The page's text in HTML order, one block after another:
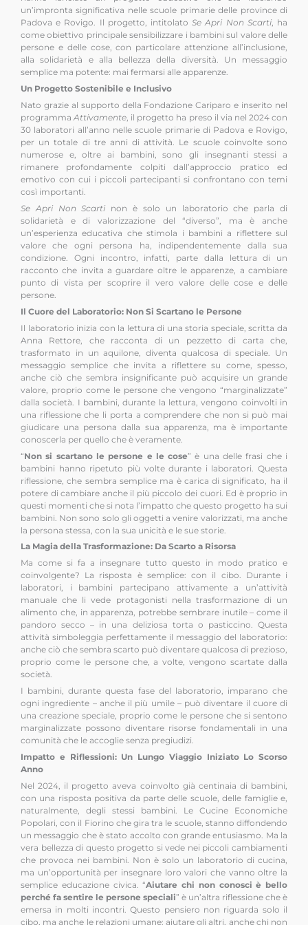
un’impronta significativa nelle scuole primarie delle province di
Padova e Rovigo. Il progetto, intitolatoSe Apri Non Scarti, ha
come obiettivo principale sensibilizzare i bambini sul valore delle
persone e delle cose, con particolare attenzione all’inclusione,
alla solidarietà e alla bellezza della diversità. Un messaggio
semplice ma potente: mai fermarsi alle apparenze.
Un Progetto Sostenibile e Inclusivo
Nato grazie al supporto della Fondazione Cariparo e inserito nel
programmaAttivamente, il progetto ha preso il via nel 2024 con
30 laboratori all’anno nelle scuole primarie di Padova e Rovigo,
per un totale di tre anni di attività. Le scuole coinvolte sono
numerose e, oltre ai bambini, sono gli insegnanti stessi a
rimanere profondamente colpiti dall’approccio pratico ed
emotivo con cui i piccoli partecipanti si confrontano con temi
così importanti.
Se Apri Non Scarti non è solo un laboratorio che parla di
solidarietà e di valorizzazione del “diverso”, ma è anche
un’esperienza educativa che stimola i bambini a riflettere sul
valore che ogni persona ha, indipendentemente dalla sua
condizione. Ogni incontro, infatti, parte dalla lettura di un
racconto che invita a guardare oltre le apparenze, a cambiare
punto di vista per scoprire il vero valore delle cose e delle
persone.
Il Cuore del Laboratorio: Non Si Scartano le Persone
Il laboratorio inizia con la lettura di una storia speciale, scritta da
Anna Rettore, che racconta di un pezzetto di carta che,
trasformato in un aquilone, diventa qualcosa di speciale. Un
messaggio semplice che invita a riflettere su come, spesso,
anche ciò che sembra insignificante può acquisire un grande
valore, proprio come le persone che vengono “marginalizzate”
dalla società. I bambini, durante la lettura, vengono coinvolti in
una riflessione che li porta a comprendere che non si può mai
giudicare una persona dalla sua apparenza, ma è importante
conoscerla per quello che è veramente.
“Non si scartano le persone e le cose” è una delle frasi che i
bambini hanno ripetuto più volte durante i laboratori. Questa
riflessione, che sembra semplice ma è carica di significato, ha il
potere di cambiare anche il più piccolo dei cuori. Ed è proprio in
questi momenti che si nota l’impatto che questo progetto ha sui
bambini. Non sono solo gli oggetti a venire valorizzati, ma anche
la persona stessa, con la sua unicità e le sue storie.
La Magia della Trasformazione: Da Scarto a Risorsa
Ma come si fa a insegnare tutto questo in modo pratico e
coinvolgente? La risposta è semplice: con il cibo. Durante i
laboratori, i bambini partecipano attivamente a un’attività
manuale che li vede protagonisti nella trasformazione di un
alimento che, in apparenza, potrebbe sembrare inutile – come il
pandoro secco – in una deliziosa torta o pasticcino. Questa
attività simboleggia perfettamente il messaggio del laboratorio:
anche ciò che sembra scarto può diventare qualcosa di prezioso,
proprio come le persone che, a volte, vengono scartate dalla
società.
I bambini, durante questa fase del laboratorio, imparano che
ogni ingrediente – anche il più umile – può diventare il cuore di
una creazione speciale, proprio come le persone che si sentono
marginalizzate possono diventare risorse fondamentali in una
comunità che le accoglie senza pregiudizi.
Impatto e Riflessioni: Un Lungo Viaggio Iniziato Lo Scorso
Anno
Nel 2024, il progetto aveva coinvolto già centinaia di bambini,
con una risposta positiva da parte delle scuole, delle famiglie e,
naturalmente, degli stessi bambini. Le Cucine Economiche
Popolari, con il Fiorino che gira tra le scuole, stanno diffondendo
un messaggio che è stato accolto con grande entusiasmo. Ma la
vera bellezza di questo progetto si vede nei piccoli cambiamenti
che provoca nei bambini. Non è solo un laboratorio di cucina,
ma un’opportunità per insegnare loro valori che vanno oltre la
semplice educazione civica. “Aiutare chi non conosci è bello
perché fa sentire le persone speciali” è un’altra riflessione che è
emersa in molti incontri. Questo pensiero non riguarda solo il
cibo, ma anche le relazioni umane: aiutare gli altri, anche chi non